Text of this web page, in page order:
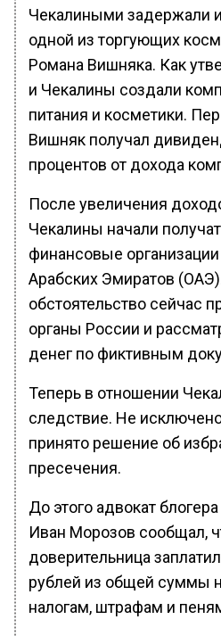
Чекалиными задержали
одной из торгующих
Романа Вишняка. Как
и Чекалины создали
питания и косметики.
Вишняк получал
процентов от дохода
После увеличения
Чекалины начали
финансовые
Арабских Эмиратов
обстоятельство сейчас
органы России и
денег по фиктивным
Теперь в отношении
следствие. Не
принято решение об
пресечения.
До этого адвокат
Иван Морозов сообщал,
доверительница
рублей из общей суммы
налогам, штрафам и